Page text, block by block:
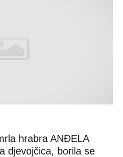
hrabra ANĐELA
djevojčica, borila se